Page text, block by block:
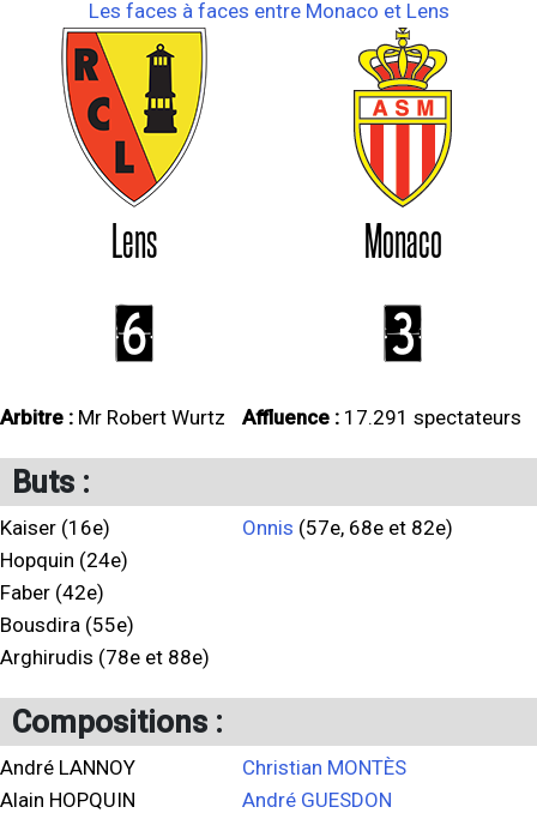
Les faces à faces entre Monaco et Lens
Lens Monaco
6 3
Arbitre : Mr Robert Wurtz Affluence : 17.291 spectateurs
Buts :
Kaiser (16e)
Hopquin (24e)
Faber (42e)
Bousdira (55e)
Arghirudis (78e et 88e)
Onnis (57e, 68e et 82e)
Compositions :
André LANNOY
Alain HOPQUIN
Christian MONTÈS
André GUESDON